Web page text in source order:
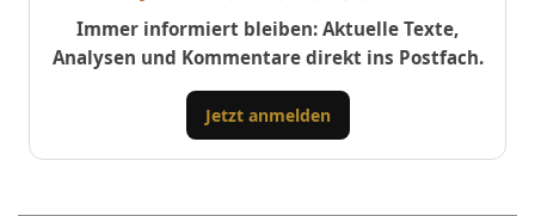
Immer informiert bleiben: Aktuelle Texte,
Analysen und Kommentare direkt ins Postfach.
Jetzt anmelden